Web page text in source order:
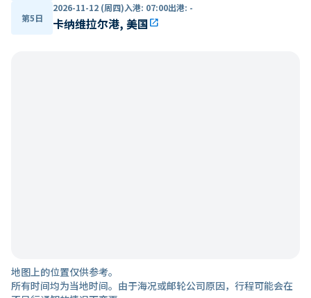
第5日
2026-11-12 (周四)入港: 07:00出港: -
卡纳维拉尔港, 美国open_in_new
地图上的位置仅供参考。
所有时间均为当地时间。由于海况或邮轮公司原因，行程可能会在